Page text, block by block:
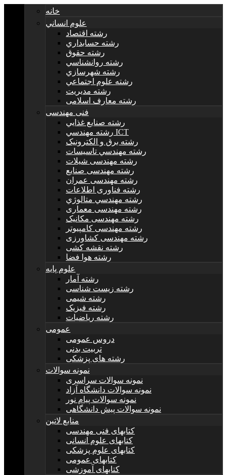
خانه
علوم انساني
رشته اقتصاد
رشته حسابداري
رشته حقوق
رشته روانشناسي
رشته شهرسازي
رشته علوم اجتماعي
رشته مديريت
رشته معارف اسلامی
فنی مهندسی
رشته صنايع غذايي
رشته مهندسي ICT
رشته برق و الکترونيک
رشته مهندسي تاسيسات
رشته مهندسی شیلات
رشته مهندسی صنایع
رشته مهندسی عمران
رشته فناوری اطلاعات
رشته مهندسي متالوژي
رشته مهندسی معماری
رشته مهندسی مکانیک
رشته مهندسی کامپیوتر
رشته مهندسی کشاورزی
رشته نقشه کشی
رشته هوا فضا
علوم پایه
رشته آمار
رشته زیست شناسی
رشته شیمی
رشته فیزیک
رشته ریاضیات
عمومی
دروس عمومی
تربیت بدنی
رشته های پزشکی
نمونه سوالات
نمونه سوالات سراسری
نمونه سوالات دانشگاه آزاد
نمونه سوالات پیام نور
نمونه سوالات پیش دانشگاهی
منابع لاتین
کتابهای فنی مهندسی
کتابهای علوم انسانی
کتابهای علوم پزشکی
کتابهای عمومی
کتابهای آموزشی